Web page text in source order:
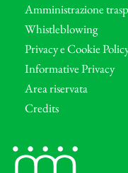
Amministrazione
Whistleblowing
Privacy e Cookie
Informative Privacy
Area riservata
Credits